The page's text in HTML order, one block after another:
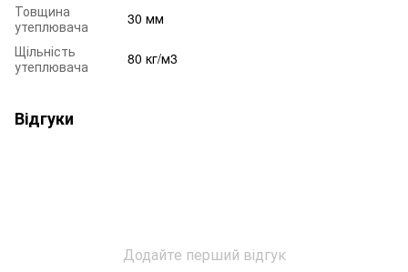
Товщина
утеплювача
30 мм
Щільність
утеплювача
80 кг/м3
Відгуки
Додайте перший відгук